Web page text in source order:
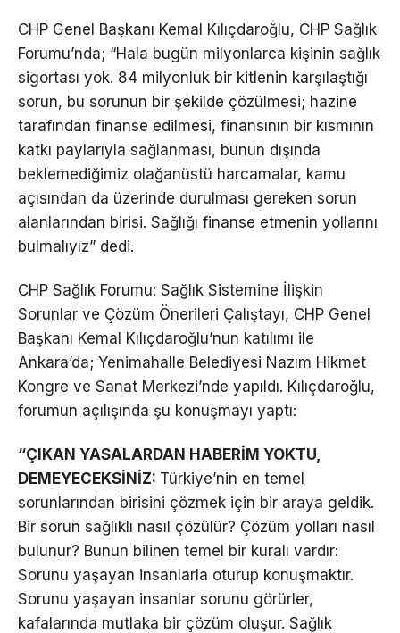
CHP Genel Başkanı Kemal Kılıçdaroğlu, CHP Sağlık
Forumu’nda; “Hala bugün milyonlarca kişinin sağlık
sigortası yok. 84 milyonluk bir kitlenin karşılaştığı
sorun, bu sorunun bir şekilde çözülmesi; hazine
tarafından finanse edilmesi, finansının bir kısmının
katkı paylarıyla sağlanması, bunun dışında
beklemediğimiz olağanüstü harcamalar, kamu
açısından da üzerinde durulması gereken sorun
alanlarından birisi. Sağlığı finanse etmenin yollarını
bulmalıyız” dedi.
CHP Sağlık Forumu: Sağlık Sistemine İlişkin
Sorunlar ve Çözüm Önerileri Çalıştayı, CHP Genel
Başkanı Kemal Kılıçdaroğlu’nun katılımı ile
Ankara’da; Yenimahalle Belediyesi Nazım Hikmet
Kongre ve Sanat Merkezi’nde yapıldı. Kılıçdaroğlu,
forumun açılışında şu konuşmayı yaptı:
“ÇIKAN YASALARDAN HABERİM YOKTU,
DEMEYECEKSİNİZ: Türkiye’nin en temel
sorunlarından birisini çözmek için bir araya geldik.
Bir sorun sağlıklı nasıl çözülür? Çözüm yolları nasıl
bulunur? Bunun bilinen temel bir kuralı vardır:
Sorunu yaşayan insanlarla oturup konuşmaktır.
Sorunu yaşayan insanlar sorunu görürler,
kafalarında mutlaka bir çözüm oluşur. Sağlık